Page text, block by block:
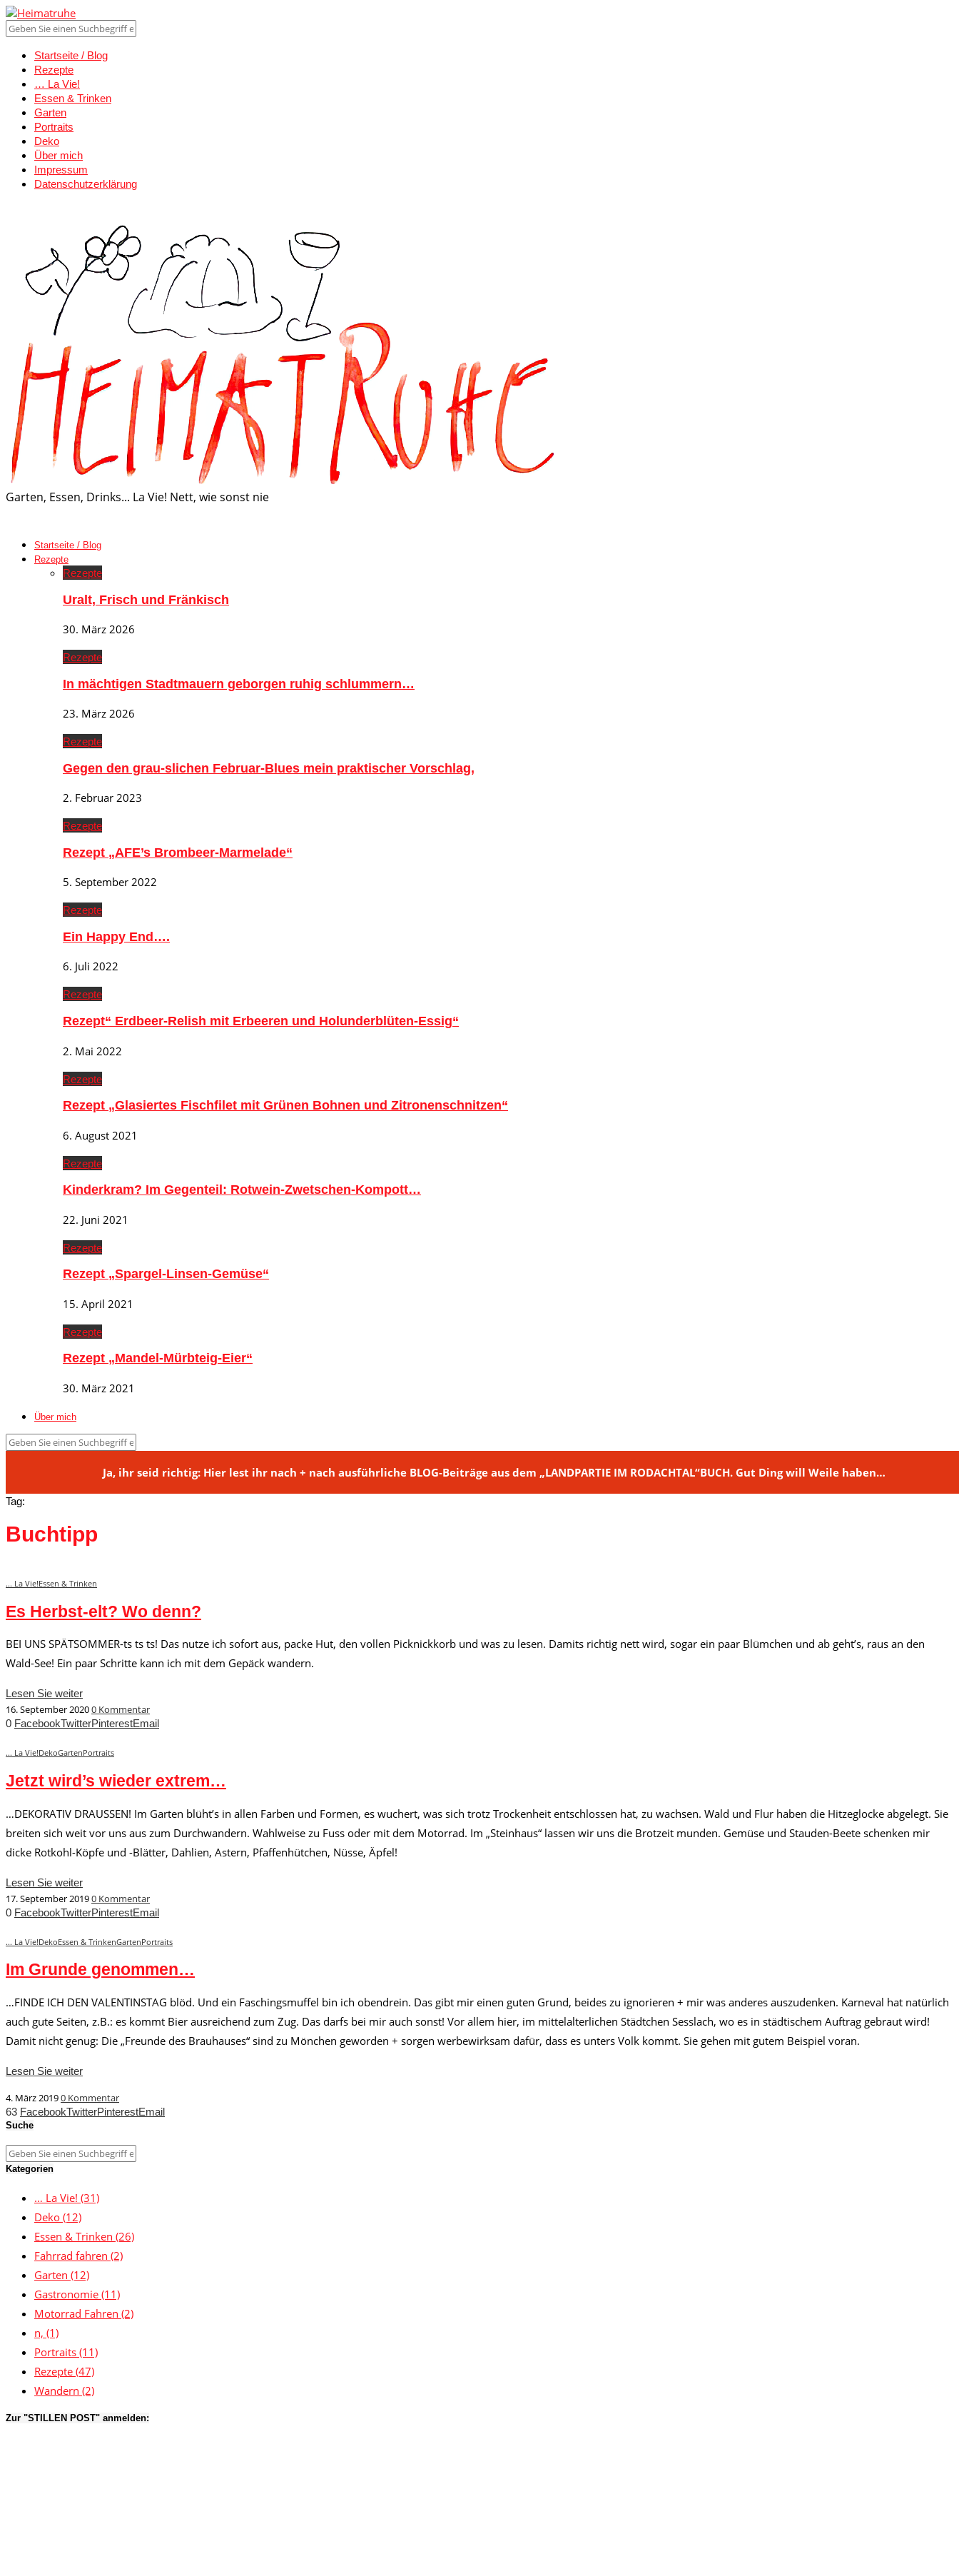
Startseite / Blog
Rezepte
… La Vie!
Essen & Trinken
Garten
Portraits
Deko
Über mich
Impressum
Datenschutzerklärung
Garten, Essen, Drinks... La Vie! Nett, wie sonst nie
Startseite / Blog
Rezepte
Rezepte
Uralt, Frisch und Fränkisch
30. März 2026
Rezepte
In mächtigen Stadtmauern geborgen ruhig schlummern…
23. März 2026
Rezepte
Gegen den grau-slichen Februar-Blues mein praktischer Vorschlag,
2. Februar 2023
Rezepte
Rezept „AFE’s Brombeer-Marmelade“
5. September 2022
Rezepte
Ein Happy End….
6. Juli 2022
Rezepte
Rezept“ Erdbeer-Relish mit Erbeeren und Holunderblüten-Essig“
2. Mai 2022
Rezepte
Rezept „Glasiertes Fischfilet mit Grünen Bohnen und Zitronenschnitzen“
6. August 2021
Rezepte
Kinderkram? Im Gegenteil: Rotwein-Zwetschen-Kompott…
22. Juni 2021
Rezepte
Rezept „Spargel-Linsen-Gemüse“
15. April 2021
Rezepte
Rezept „Mandel-Mürbteig-Eier“
30. März 2021
Über mich
Ja, ihr seid richtig: Hier lest ihr nach + nach ausführliche BLOG-Beiträge aus dem „LANDPARTIE IM RODACHTAL“BUCH. Gut Ding will Weile haben…
Tag:
Buchtipp
... La Vie!Essen & Trinken
Es Herbst-elt? Wo denn?
BEI UNS SPÄTSOMMER-ts ts ts! Das nutze ich sofort aus, packe Hut, den vollen Picknickkorb und was zu lesen. Damits richtig nett wird, sogar ein paar Blümchen und ab geht’s, raus an den
Wald-See! Ein paar Schritte kann ich mit dem Gepäck wandern.
Lesen Sie weiter
16. September 20200 Kommentar
0 FacebookTwitterPinterestEmail
... La Vie!DekoGartenPortraits
Jetzt wird’s wieder extrem…
…DEKORATIV DRAUSSEN! Im Garten blüht’s in allen Farben und Formen, es wuchert, was sich trotz Trockenheit entschlossen hat, zu wachsen. Wald und Flur haben die Hitzeglocke abgelegt. Sie
breiten sich weit vor uns aus zum Durchwandern. Wahlweise zu Fuss oder mit dem Motorrad. Im „Steinhaus“ lassen wir uns die Brotzeit munden. Gemüse und Stauden-Beete schenken mir
dicke Rotkohl-Köpfe und -Blätter, Dahlien, Astern, Pfaffenhütchen, Nüsse, Äpfel!
Lesen Sie weiter
17. September 20190 Kommentar
0 FacebookTwitterPinterestEmail
... La Vie!DekoEssen & TrinkenGartenPortraits
Im Grunde genommen…
…FINDE ICH DEN VALENTINSTAG blöd. Und ein Faschingsmuffel bin ich obendrein. Das gibt mir einen guten Grund, beides zu ignorieren + mir was anderes auszudenken. Karneval hat natürlich
auch gute Seiten, z.B.: es kommt Bier ausreichend zum Zug. Das darfs bei mir auch sonst! Vor allem hier, im mittelalterlichen Städtchen Sesslach, wo es in städtischem Auftrag gebraut wird!
Damit nicht genug: Die „Freunde des Brauhauses“ sind zu Mönchen geworden + sorgen werbewirksam dafür, dass es unters Volk kommt. Sie gehen mit gutem Beispiel voran.
Lesen Sie weiter
4. März 20190 Kommentar
63 FacebookTwitterPinterestEmail
Suche
Kategorien
… La Vie! (31)
Deko (12)
Essen & Trinken (26)
Fahrrad fahren (2)
Garten (12)
Gastronomie (11)
Motorrad Fahren (2)
n, (1)
Portraits (11)
Rezepte (47)
Wandern (2)
Zur "STILLEN POST" anmelden: